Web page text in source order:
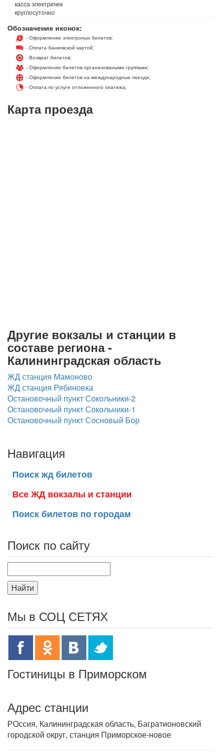
касса электричек
круглосуточно
Обозначение иконок:
- Оформление электроных билетов;
- Оплата банковской картой;
- Возврат билетов;
- Оформление билетов организоваными группами;
- Оформление билетов на международные поезда;
- Оплата по услуге отложенного платежа;
Карта проезда
Другие вокзалы и станции в
составе региона -
Калининградская область
ЖД станция Мамоново
ЖД станция Рябиновка
Остановочный пункт Сокольники-2
Остановочный пункт Сокольники-1
Остановочный пункт Сосновый Бор
Навигация
Поиск жд билетов
Все ЖД вокзалы и станции
Поиск билетов по городам
Поиск по сайту
Найти
Мы в СОЦ СЕТЯХ
Гостиницы в Приморском
Адрес станции
РОссия, Калининградская область, Багратионовский
городской округ, станция Приморское-новое